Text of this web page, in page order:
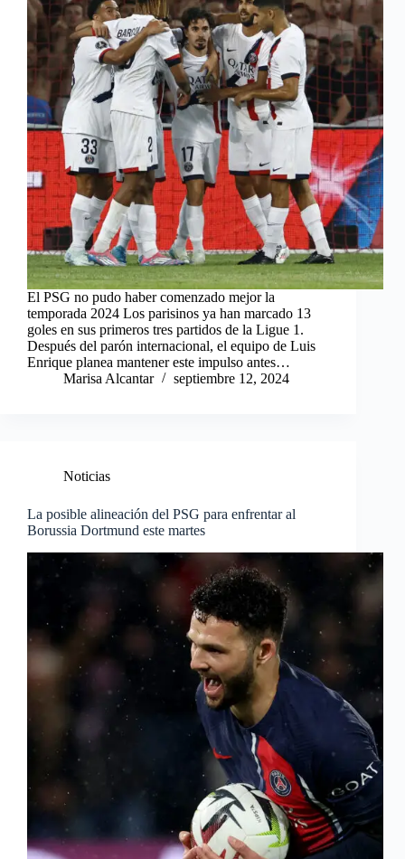
El PSG no pudo haber comenzado mejor la
temporada 2024 Los parisinos ya han marcado 13
goles en sus primeros tres partidos de la Ligue 1.
Después del parón internacional, el equipo de Luis
Enrique planea mantener este impulso antes…
Marisa Alcantar
septiembre 12, 2024
Noticias
La posible alineación del PSG para enfrentar al
Borussia Dortmund este martes